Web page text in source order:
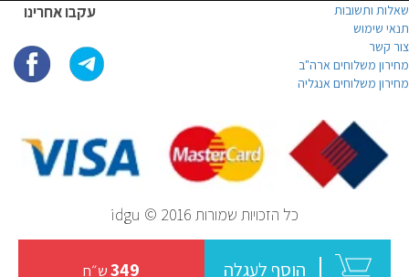
הוסף לעגלה 349ש״ח
עקבו אחרינו
שאלות ותשובות
תנאי שימוש
צור קשר
מחירון משלוחים ארה"ב
מחירון משלוחים אנגליה
כל הזכויות שמורות idgu © 2016